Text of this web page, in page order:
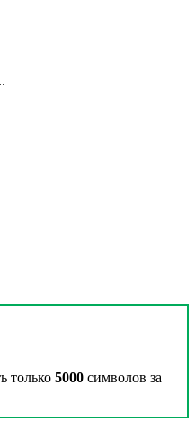
только 5000 символов за